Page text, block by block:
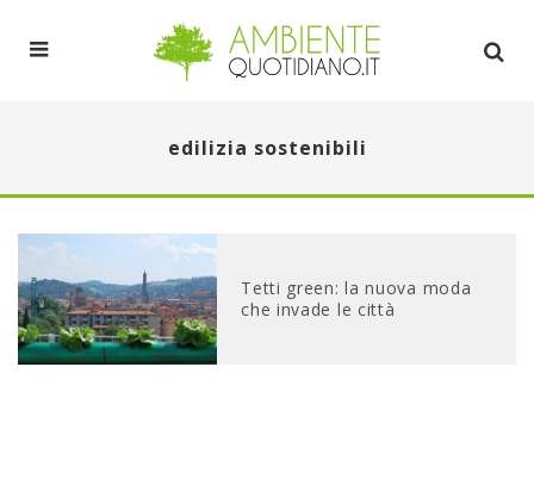
edilizia sostenibili
Tetti green: la nuova moda
che invade le città